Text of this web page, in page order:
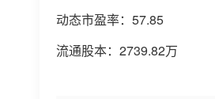
动态市盈率： 57.85
流通股本： 2739.82万